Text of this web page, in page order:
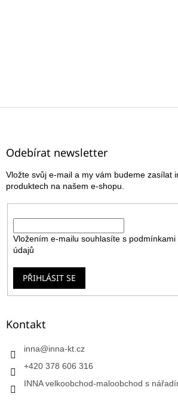
Z
Odebírat newsletter
Vložte svůj e-mail a my vám budeme zasílat
produktech na našem e-shopu.
Vložením e-mailu souhlasíte s
údajů
PŘIHLÁSIT SE
Kontakt
inna@inna-kt.cz
+420 378 606 316
INNA velkoobchod-maloobchod s